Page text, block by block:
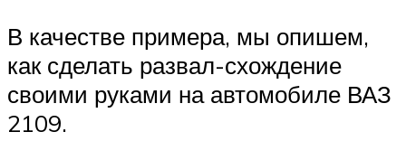
В качестве примера, мы опишем,
как сделать развал-схождение
своими руками на автомобиле ВАЗ
2109.